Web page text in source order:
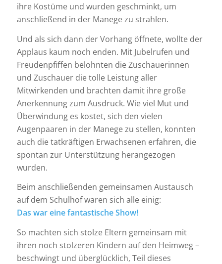
ihre Kostüme und wurden geschminkt, um
anschließend in der Manege zu strahlen.
Und als sich dann der Vorhang öffnete, wollte der
Applaus kaum noch enden. Mit Jubelrufen und
Freudenpfiffen belohnten die Zuschauerinnen
und Zuschauer die tolle Leistung aller
Mitwirkenden und brachten damit ihre große
Anerkennung zum Ausdruck. Wie viel Mut und
Überwindung es kostet, sich den vielen
Augenpaaren in der Manege zu stellen, konnten
auch die tatkräftigen Erwachsenen erfahren, die
spontan zur Unterstützung herangezogen
wurden.
Beim anschließenden gemeinsamen Austausch
auf dem Schulhof waren sich alle einig:
Das war eine fantastische Show!
So machten sich stolze Eltern gemeinsam mit
ihren noch stolzeren Kindern auf den Heimweg –
beschwingt und überglücklich, Teil dieses